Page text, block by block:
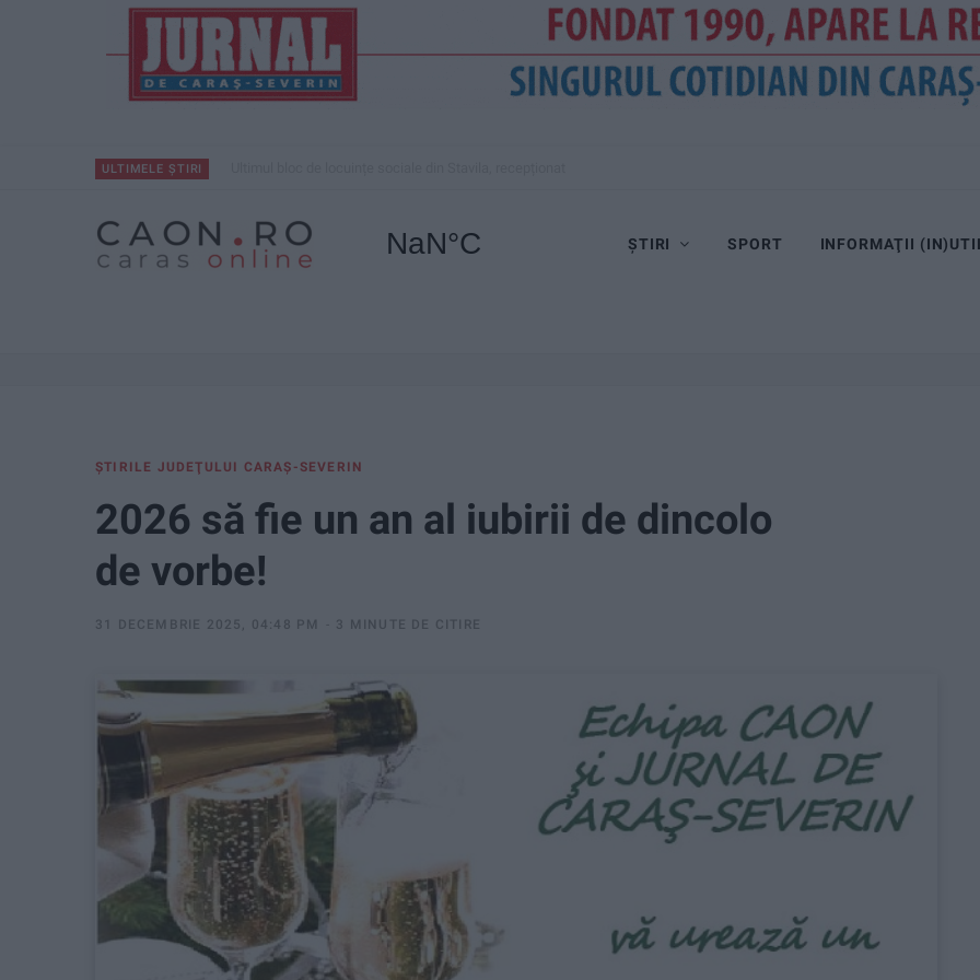
ULTIMELE ȘTIRI
ȘTIRI SPORT INFORMAŢII
ŞTIRILE JUDEŢULUI CARAŞ-SEVERIN
2026 să fie un an al iubirii de dincolo
de vorbe!
31 DECEMBRIE 2025, 04:48 PM 3 MINUTE DE CITIRE